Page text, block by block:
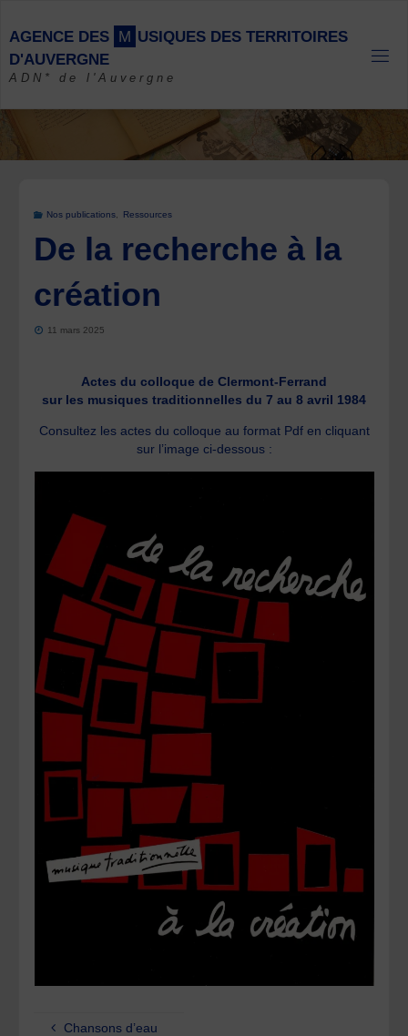
content
AGENCE DES M USIQUES DES TERRITOIRES
D'AUVERGNE
ADN* de l'Auvergne
Nos publications Ressources
De la recherche à la
création
11 mars 2025
Actes du colloque de Clermont-Ferrand
sur les musiques traditionnelles du 7 au 8 avril 1984
Consultez les actes du colloque au format Pdf en cliquant
sur l’image ci-dessous :
Chansons d’eau